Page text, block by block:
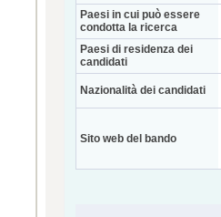
Paesi in cui può essere
condotta la ricerca
Paesi di residenza dei
candidati
Nazionalità dei candidati
Sito web del bando